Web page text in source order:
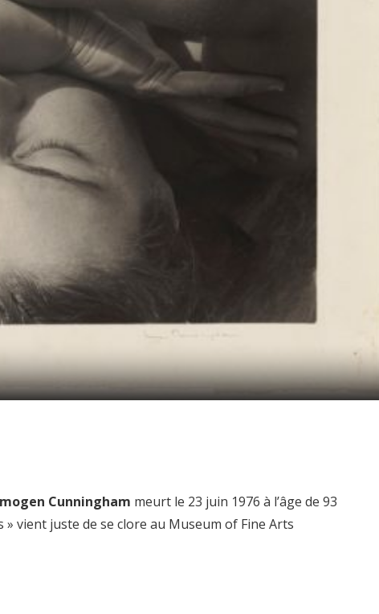
Cunningham meurt le 23 juin 1976 à l’âge de 93
» vient juste de se clore au Museum of Fine Arts